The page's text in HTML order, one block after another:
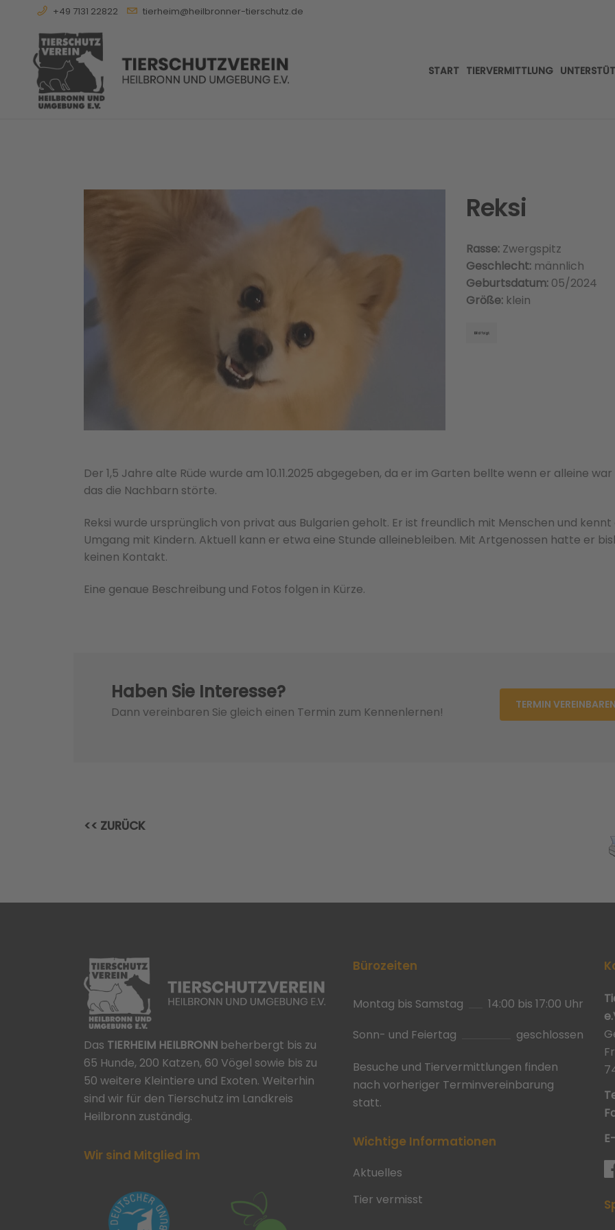
+49 7131 22822 tierheim@heilbronner-tierschutz.de
START TIERVERMITTLUNG
Reksi
Rasse:Zwergspitz
Geschlecht:männlich
Geburtsdatum:05/2024
Größe:klein
Der 1,5 Jahre alte Rüde wurde am 10.11.2025 abgegeben, da er im Garten bellte wenn er alleine
das die Nachbarn störte.
Reksi wurde ursprünglich von privat aus Bulgarien geholt. Er ist freundlich mit Menschen und kennt
Umgang mit Kindern. Aktuell kann er etwa eine Stunde alleinebleiben. Mit Artgenossen hatte er
keinen Kontakt.
Eine genaue Beschreibung und Fotos folgen in Kürze.
Haben Sie Interesse?
Dann vereinbaren Sie gleich einen Termin zum Kennenlernen! TERMIN
<< ZURÜCK
Das TIERHEIM HEILBRONN beherbergt bis zu
65 Hunde, 200 Katzen, 60 Vögel sowie bis zu
50 weitere Kleintiere und Exoten. Weiterhin
sind wir für den Tierschutz im Landkreis
Heilbronn zuständig.
Wir sind Mitglied im
Bürozeiten
Montag bis Samstag
14:00 bis 17:00 Uhr
Sonn- und Feiertag
geschlossen
Besuche und Tiervermittlungen finden
nach vorheriger Terminvereinbarung
statt.
Wichtige Informationen
Aktuelles
Tier vermisst